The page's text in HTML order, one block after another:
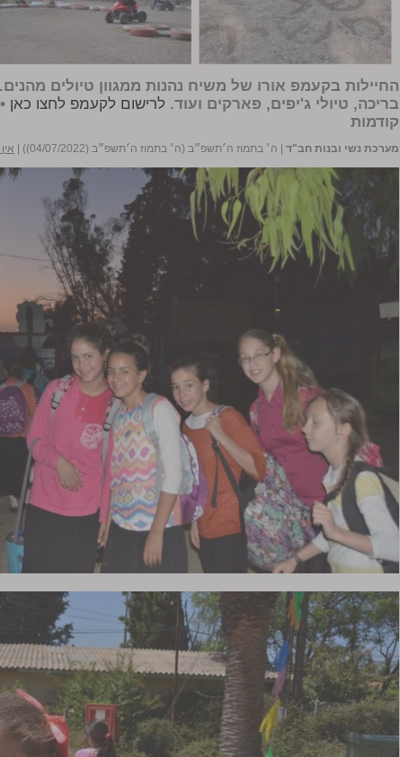
החיילות בקעמפ אורו של משיח נהנות ממגוון טיולים
בריכה, טיולי ג'יפים, פארקים ועוד. לרישום לקעמפ לחצו כאן •
קודמות
מערכת נשי ובנות חב"ד ה׳ בתמוז ה׳תשפ״ב (ה׳ בתמוז ה׳תשפ״ב (04/07/2022))